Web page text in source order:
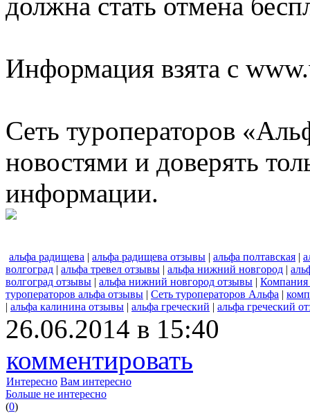
Информация взята с
Сеть туроператоров
новостями и доверять
информации.
альфа радищева | альфа радищева отзывы | альфа полтавская |
волгоград | альфа тревел отзывы | альфа нижний новгород |
волгоград отзывы | альфа нижний новгород отзывы |
туроператоров альфа отзывы | Сеть туроператоров Альфа |
| альфа калинина отзывы | альфа греческий | альфа греческий
26.06.2014 в 15:40
комментировать
Интересно Вам интересно
Больше не интересно
(0)